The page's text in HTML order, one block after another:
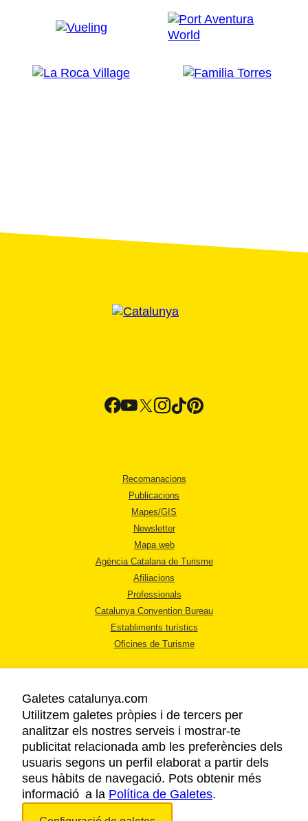
Recomanacions
Publicacions
Mapes/GIS
Newsletter
Mapa web
Agència Catalana de Turisme
Afiliacions
Professionals
Catalunya Convention Bureau
Establiments turístics
Oficines de Turisme
AVÍS LEGAL
POLÍTICA DE PRIVACITAT
COOKIES
ACCESSIBILITAT
Galetes catalunya.com
Utilitzem galetes pròpies i de tercers per
analitzar els nostres serveis i mostrar-te
publicitat relacionada amb les preferències dels
usuaris segons un perfil elaborat a partir dels
seus hàbits de navegació. Pots obtenir més
informació a la Política de Galetes.